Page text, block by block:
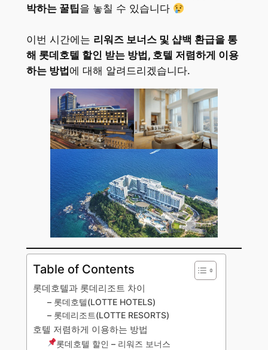
박하는 꿀팁을 놓칠 수 있습니다
이번 시간에는 리워즈 보너스 및 샵백 환급을 통
해 롯데호텔 할인 받는 방법, 호텔 저렴하게 이용
하는 방법 에 대해 알려드리겠습니다.
Table of Contents
롯데호텔과 롯데리조트 차이
– 롯데호텔(LOTTE HOTELS)
– 롯데리조트(LOTTE RESORTS)
호텔 저렴하게 이용하는 방법
롯데호텔 할인 – 리워즈 보너스